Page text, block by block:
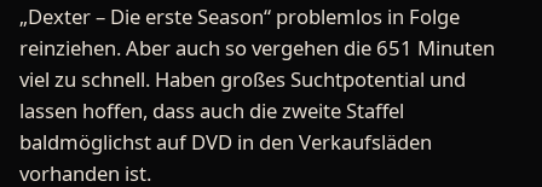
„Dexter – Die erste Season“ problemlos in Folge
reinziehen. Aber auch so vergehen die 651 Minuten
viel zu schnell. Haben großes Suchtpotential und
lassen hoffen, dass auch die zweite Staffel
baldmöglichst auf DVD in den Verkaufsläden
vorhanden ist.